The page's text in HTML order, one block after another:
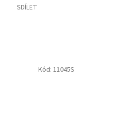
SDÍLET
Kód: 11045S